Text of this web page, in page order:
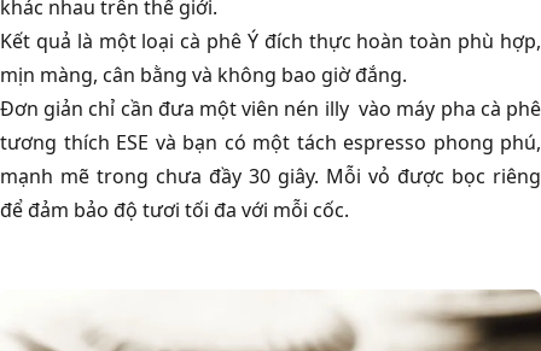
khác nhau trên thế giới.
Kết quả là một loại cà phê Ý đích thực hoàn toàn phù hợp,
mịn màng, cân bằng và không bao giờ đắng.
Đơn giản chỉ cần đưa một viên nén illy vào máy pha cà phê
tương thích ESE và bạn có một tách espresso phong phú,
mạnh mẽ trong chưa đầy 30 giây. Mỗi vỏ được bọc riêng
để đảm bảo độ tươi tối đa với mỗi cốc.